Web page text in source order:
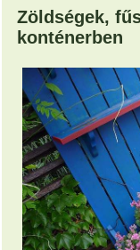
Zöldségek,
konténerben